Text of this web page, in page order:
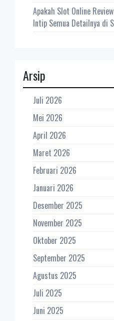
Apakah Slot Online
Intip Semua Detailnya di
Arsip
Juli 2026
Mei 2026
April 2026
Maret 2026
Februari 2026
Januari 2026
Desember 2025
November 2025
Oktober 2025
September 2025
Agustus 2025
Juli 2025
Juni 2025